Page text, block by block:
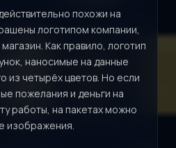
похожи на
логотипом компании,
Как правило, логотип
наносимые на данные
из четырёх цветов. Но если
пожелания и деньги на
работы, на пакетах можно
изображения.